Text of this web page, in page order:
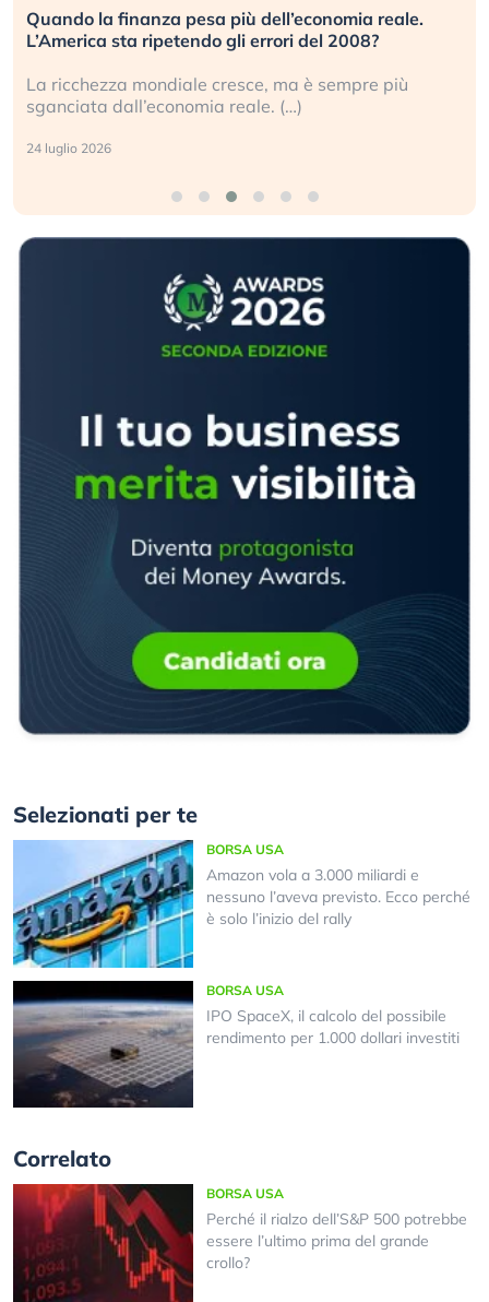
Quando la finanza pesa più dell’economia reale.
L’America sta ripetendo gli errori del 2008?
La ricchezza mondiale cresce, ma è sempre più
sganciata dall’economia reale. (…)
24 luglio 2026
Selezionati per te
BORSA USA
Amazon vola a 3.000 miliardi e
nessuno l’aveva previsto. Ecco perché
è solo l’inizio del rally
BORSA USA
IPO SpaceX, il calcolo del possibile
rendimento per 1.000 dollari investiti
Correlato
BORSA USA
Perché il rialzo dell’S&P 500 potrebbe
essere l’ultimo prima del grande
crollo?